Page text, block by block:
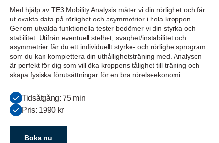
Med hjälp av TE3 Mobility Analysis mäter vi din rörlighet och får
ut exakta data på rörlighet och asymmetrier i hela kroppen.
Genom utvalda funktionella tester bedömer vi din styrka och
stabilitet. Utifrån eventuell stelhet, svaghet/instabilitet och
asymmetrier får du ett individuellt styrke- och rörlighetsprogram
som du kan komplettera din uthållighetsträning med. Analysen
är perfekt för dig som vill öka kroppens tålighet till träning och
skapa fysiska förutsättningar för en bra rörelseekonomi.
Tidsåtgång: 75 min
Pris: 1990 kr
Boka nu